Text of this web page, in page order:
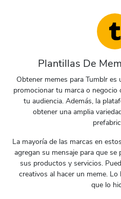
PreviewUse Template
Plantillas De
Obtener memes para Tumblr es
promocionar tu marca o negocio
tu audiencia. Además, la
obtener una amplia
La mayoría de las marcas en
agregan su mensaje para que
sus productos y servicios.
creativos al hacer un meme.
que lo